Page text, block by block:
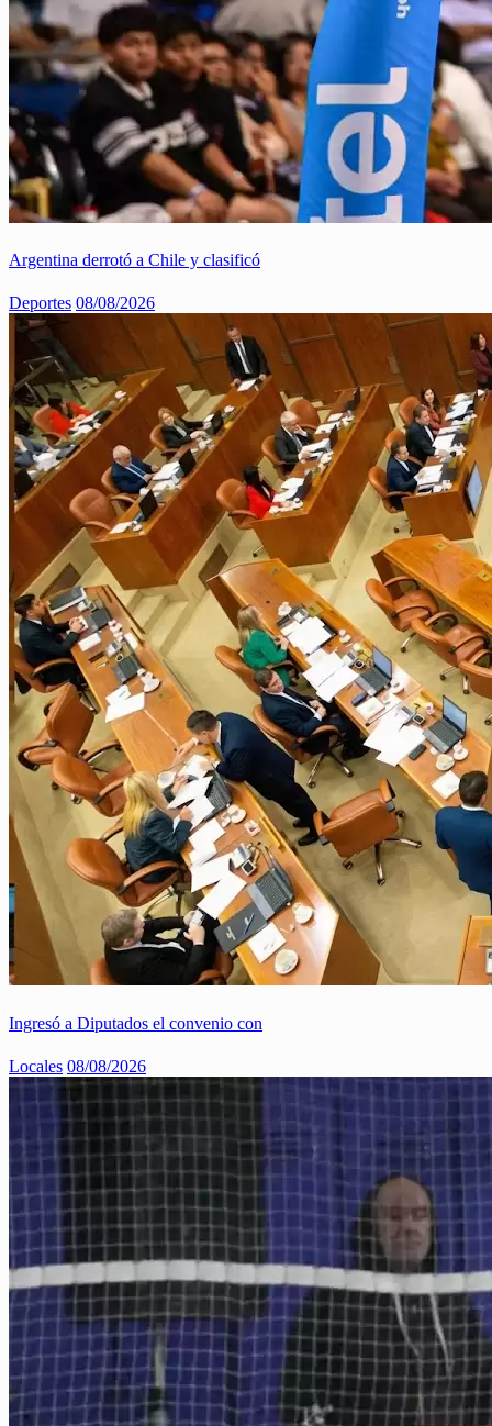
Argentina derrotó a Chile y clasificó
Deportes 08/08/2026
Ingresó a Diputados el convenio con
Locales 08/08/2026